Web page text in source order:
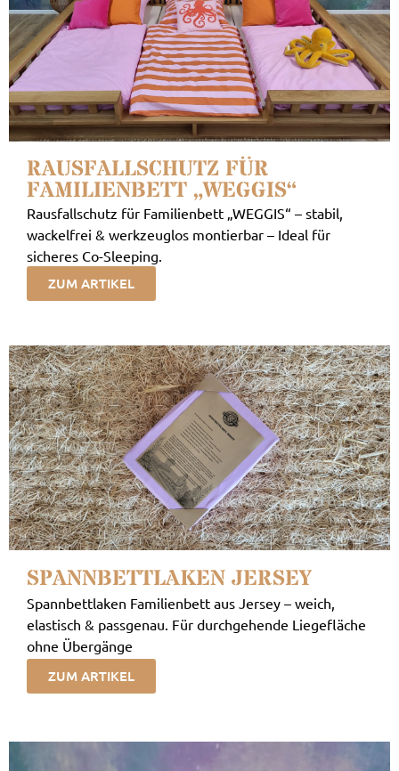
RAUSFALLSCHUTZ FÜR
FAMILIENBETT „WEGGIS“
Rausfallschutz für Familienbett „WEGGIS“ – stabil,
wackelfrei & werkzeuglos montierbar – Ideal für
sicheres Co-Sleeping.
ZUM ARTIKEL
SPANNBETTLAKEN JERSEY
Spannbettlaken Familienbett aus Jersey – weich,
elastisch & passgenau. Für durchgehende Liegefläche
ohne Übergänge
ZUM ARTIKEL